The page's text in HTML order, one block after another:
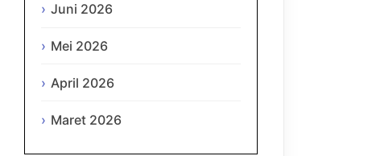
Juni 2026
Mei 2026
April 2026
Maret 2026